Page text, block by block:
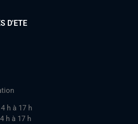
D'ETE
h à 17 h
h à 17 h